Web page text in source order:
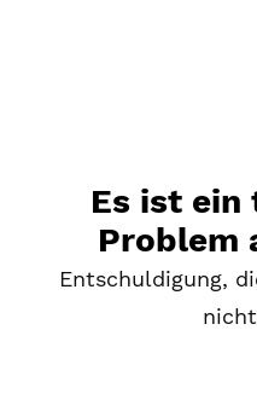
Es ist ein
Problem
Entschuldigung,